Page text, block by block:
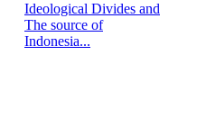
Ideological Divides and
The source of
Indonesia...